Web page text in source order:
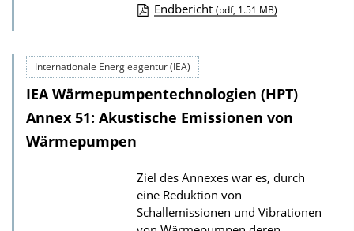
i
n
w
n
l
d
s
z
Endbericht (pdf, 1.51 MB)
Internationale Energieagentur (IEA)
IEA Wärmepumpentechnologien (HPT)
Annex 51: Akustische Emissionen von
Wärmepumpen
Ziel des Annexes war es, durch
eine Reduktion von
Schallemissionen und Vibrationen